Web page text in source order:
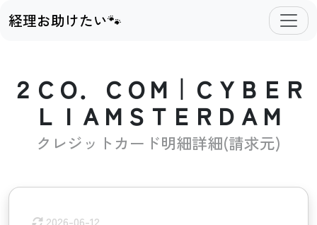
経理お助けたい🐾
２ＣＯ．ＣＯＭ｜ＣＹＢＥＲ
ＬＩＡＭＳＴＥＲＤＡＭ
クレジットカード明細詳細(請求元)
2026-06-12